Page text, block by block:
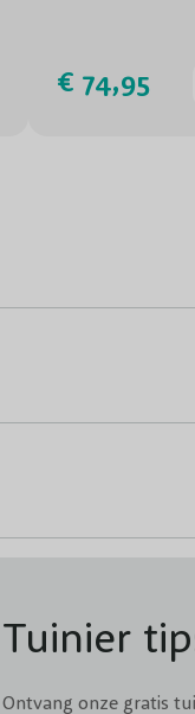
Volle grond, in pot
€ 74,95
Tuinier
Ontvang onze gratis